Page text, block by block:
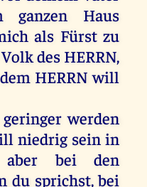
ganzen
Haus
als Fürst zu
Volkdes HERRN,
dem HERRN will
geringer werden
niedrig sein in
aber bei
den
du sprichst,bei